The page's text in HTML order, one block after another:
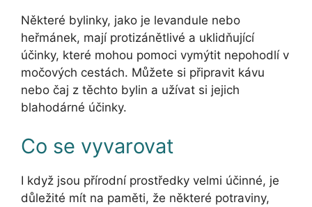
Některé bylinky, jako je levandule nebo
heřmánek, mají protizánětlivé a uklidňující
účinky, které mohou pomoci vymýtit nepohodlí v
močových cestách. Můžete si připravit kávu
nebo čaj z těchto bylin a užívat si jejich
blahodárné účinky.
Co se vyvarovat
I když jsou přírodní prostředky velmi účinné, je
důležité mít na paměti, že některé potraviny,